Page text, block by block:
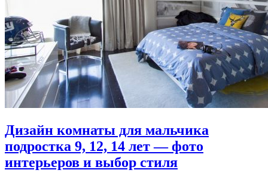
Дизайн комнаты для мальчика
подростка 9, 12, 14 лет — фото
интерьеров и выбор стиля